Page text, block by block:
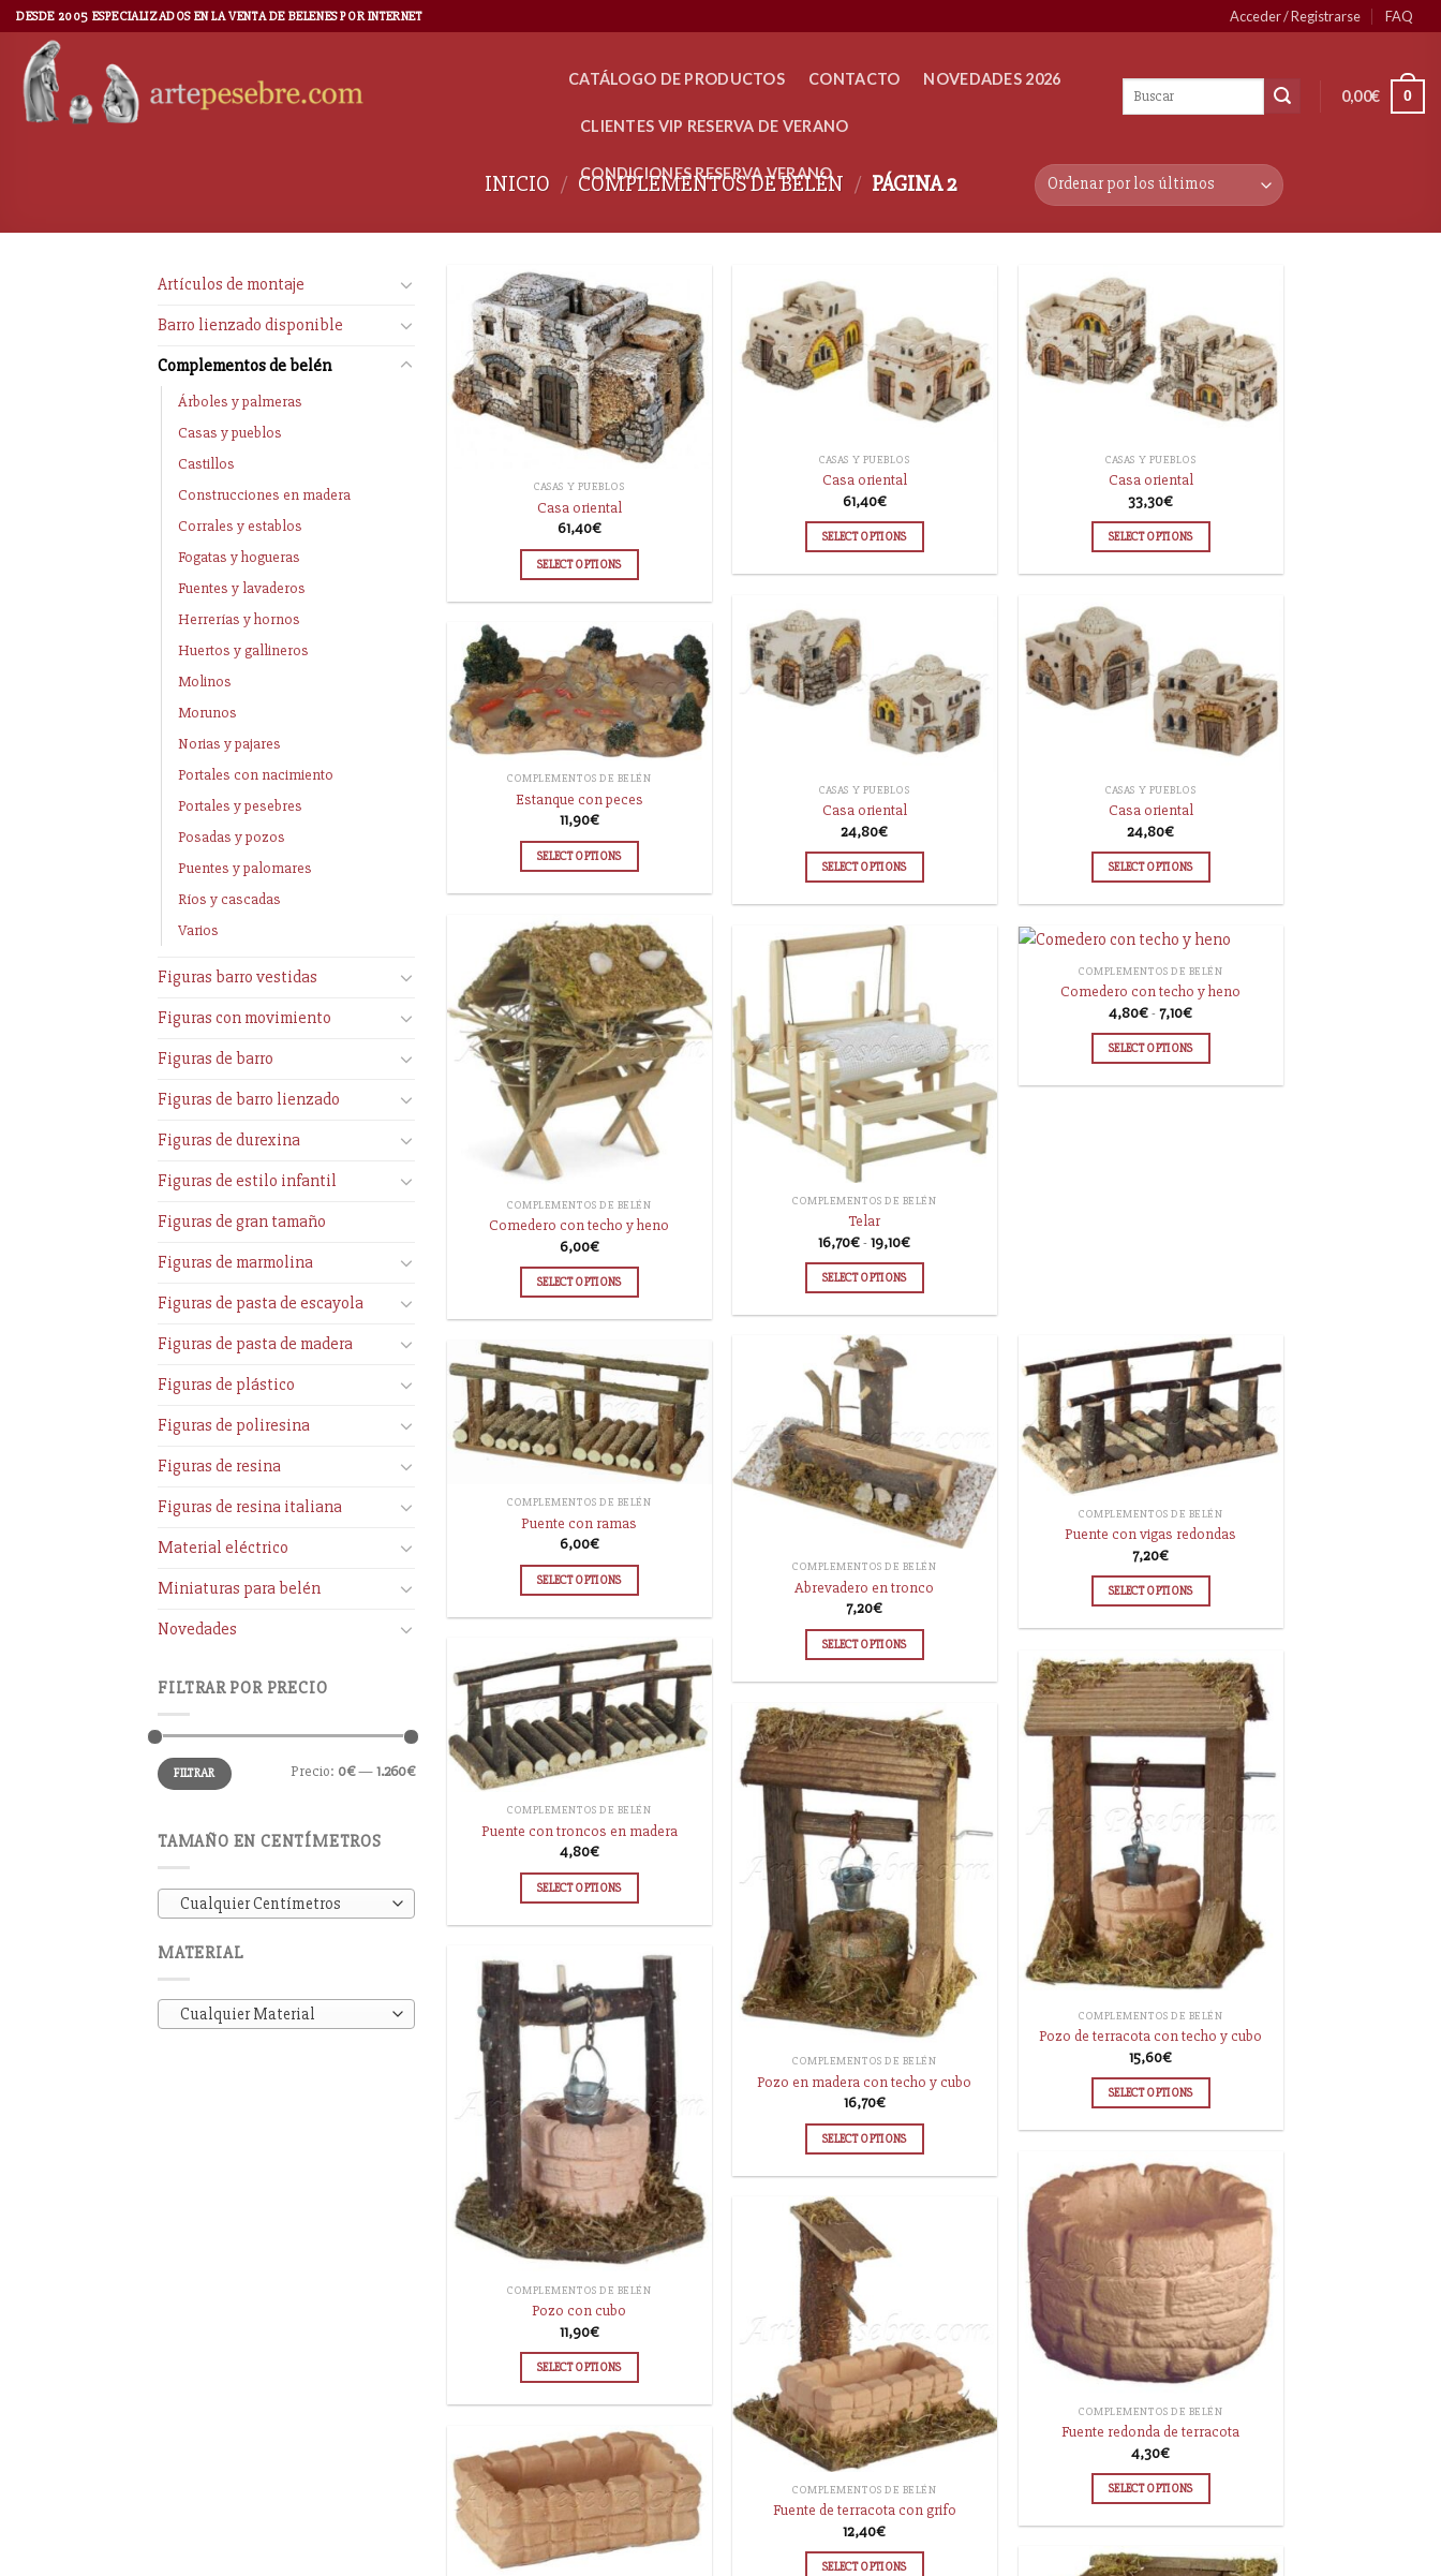
DESDE 2005 ESPECIALIZADOS EN LA VENTA DE BELENES POR INTERNET Acceder / Registrarse FAQ
CATÁLOGO DE PRODUCTOS CONTACTO NOVEDADES 2026
CLIENTES VIP RESERVA DE VERANO
CONDICIONES RESERVA VERANO
0,00€ 0
INICIO / COMPLEMENTOS DE BELÉN / PÁGINA 2
Artículos de montaje
Barro lienzado disponible
Complementos de belén
Árboles y palmeras
Casas y pueblos
Castillos
Construcciones en madera
Corrales y establos
Fogatas y hogueras
Fuentes y lavaderos
Herrerías y hornos
Huertos y gallineros
Molinos
Morunos
Norias y pajares
Portales con nacimiento
Portales y pesebres
Posadas y pozos
Puentes y palomares
Ríos y cascadas
Varios
Figuras barro vestidas
Figuras con movimiento
Figuras de barro
Figuras de barro lienzado
Figuras de durexina
Figuras de estilo infantil
Figuras de gran tamaño
Figuras de marmolina
Figuras de pasta de escayola
Figuras de pasta de madera
Figuras de plástico
Figuras de poliresina
Figuras de resina
Figuras de resina italiana
Material eléctrico
Miniaturas para belén
Novedades
FILTRAR POR PRECIO
FILTRAR Precio: 0€—1.260€
TAMAÑO EN CENTÍMETROS
Cualquier Centímetros
MATERIAL
Cualquier Material
CASAS Y PUEBLOS
Casa oriental
61,40€
SELECT OPTIONS
CASAS Y PUEBLOS
Casa oriental
61,40€
SELECT OPTIONS
CASAS Y PUEBLOS
Casa oriental
33,30€
SELECT OPTIONS
CASAS Y PUEBLOS
Casa oriental
24,80€
SELECT OPTIONS
CASAS Y PUEBLOS
Casa oriental
24,80€
SELECT OPTIONS
COMPLEMENTOS DE BELÉN
Estanque con peces
11,90€
SELECT OPTIONS
COMPLEMENTOS DE BELÉN
Comedero con techo y heno
6,00€
SELECT OPTIONS
COMPLEMENTOS DE BELÉN
Telar
16,70€-19,10€
SELECT OPTIONS
COMPLEMENTOS DE BELÉN
Comedero con techo y heno
4,80€-7,10€
SELECT OPTIONS
COMPLEMENTOS DE BELÉN
Abrevadero en tronco
7,20€
SELECT OPTIONS
COMPLEMENTOS DE BELÉN
Puente con vigas redondas
7,20€
SELECT OPTIONS
COMPLEMENTOS DE BELÉN
Puente con ramas
6,00€
SELECT OPTIONS
COMPLEMENTOS DE BELÉN
Puente con troncos en madera
4,80€
SELECT OPTIONS
COMPLEMENTOS DE BELÉN
Pozo de terracota con techo y cubo
15,60€
SELECT OPTIONS
COMPLEMENTOS DE BELÉN
Pozo en madera con techo y cubo
16,70€
SELECT OPTIONS
COMPLEMENTOS DE BELÉN
Pozo con cubo
11,90€
SELECT OPTIONS
COMPLEMENTOS DE BELÉN
Fuente redonda de terracota
4,30€
SELECT OPTIONS
COMPLEMENTOS DE BELÉN
Fuente de terracota con grifo
12,40€
SELECT OPTIONS